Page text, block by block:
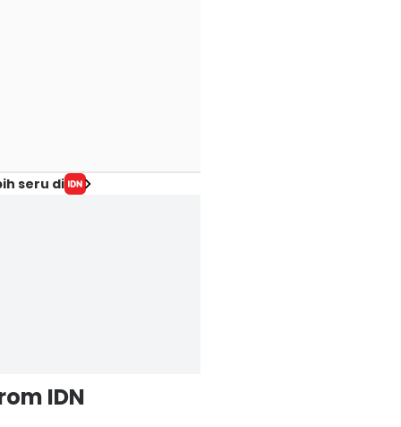
seru di
IDN